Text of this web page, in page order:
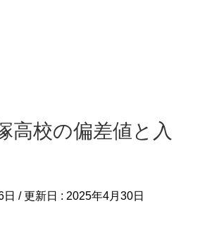
高校の偏差値と入
/ 更新日 : 2025年4月30日